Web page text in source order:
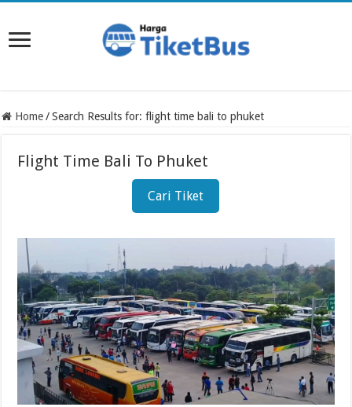
Home / Search Results for: flight time bali to phuket
Flight Time Bali To Phuket
Cari Tiket